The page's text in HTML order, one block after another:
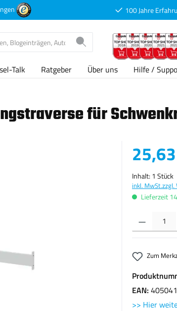
100 Jahre
Talk Ratgeber Über uns Hilfe /
für
Verkaufspreis:
Inhalt: 1 Stück
inkl. MwSt.zzgl.
Lieferzeit
Produkt Anzahl:
Zum
EAN:
>> Hier